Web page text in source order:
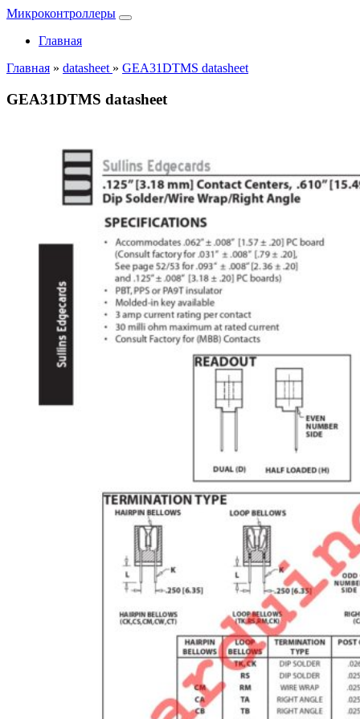
Микроконтроллеры
Главная
Главная » datasheet » GEA31DTMS datasheet
GEA31DTMS datasheet